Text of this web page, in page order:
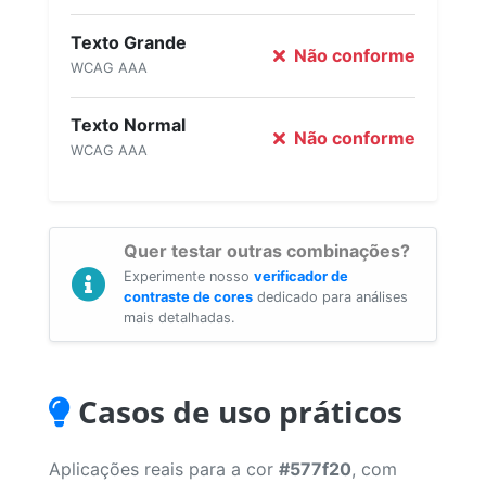
Texto Grande
WCAG AAA
Não conforme
Texto Normal
WCAG AAA
Não conforme
Quer testar outras combinações?
Experimente nosso verificador de
contraste de cores dedicado para análises
mais detalhadas.
Casos de uso práticos
Aplicações reais para a cor #577f20, com